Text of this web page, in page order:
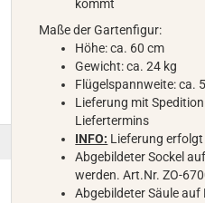
kommt
Maße der Gartenfigur:
Höhe: ca. 60 cm
Gewicht: ca. 24 kg
Flügelspannweite: ca.
Lieferung mit
Liefertermins
INFO: Lieferung erfolgt
Abgebildeter Sockel
werden. Art.Nr. ZO-
Abgebildeter Säule